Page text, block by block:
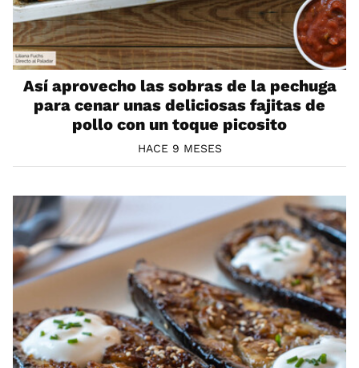
Así aprovecho las sobras de la pechuga
para cenar unas deliciosas fajitas de
pollo con un toque picosito
HACE 9 MESES